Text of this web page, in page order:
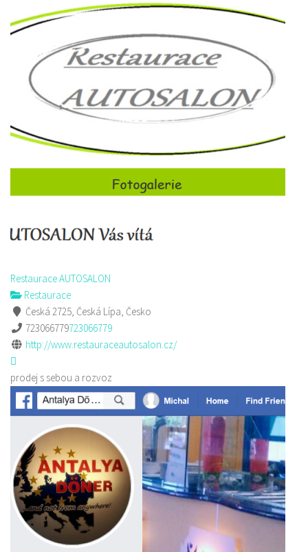
Restaurace AUTOSALON
Restaurace
Česká 2725, Česká Lípa, Česko
723066779723066779
http://www.restauraceautosalon.cz/
prodej s sebou a rozvoz